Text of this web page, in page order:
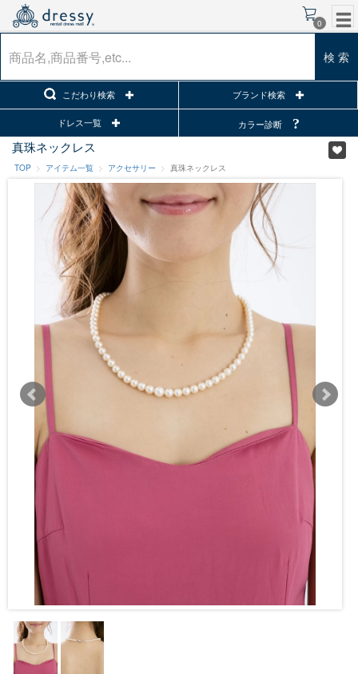
0
検 索
こだわり検索 ブランド検索
ドレス一覧 カラー診断
真珠ネックレス
TOP アイテム一覧 アクセサリー 真珠ネックレス